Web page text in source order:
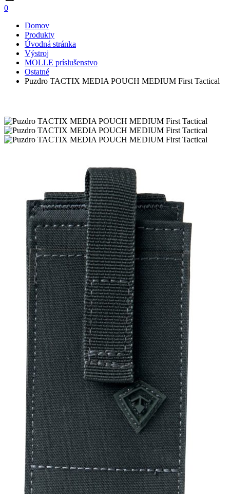
0
Domov
Produkty
Úvodná stránka
Výstroj
MOLLE príslušenstvo
Ostatné
Puzdro TACTIX MEDIA POUCH MEDIUM First Tactical